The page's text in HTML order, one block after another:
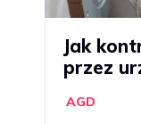
Jak
przez
AGD